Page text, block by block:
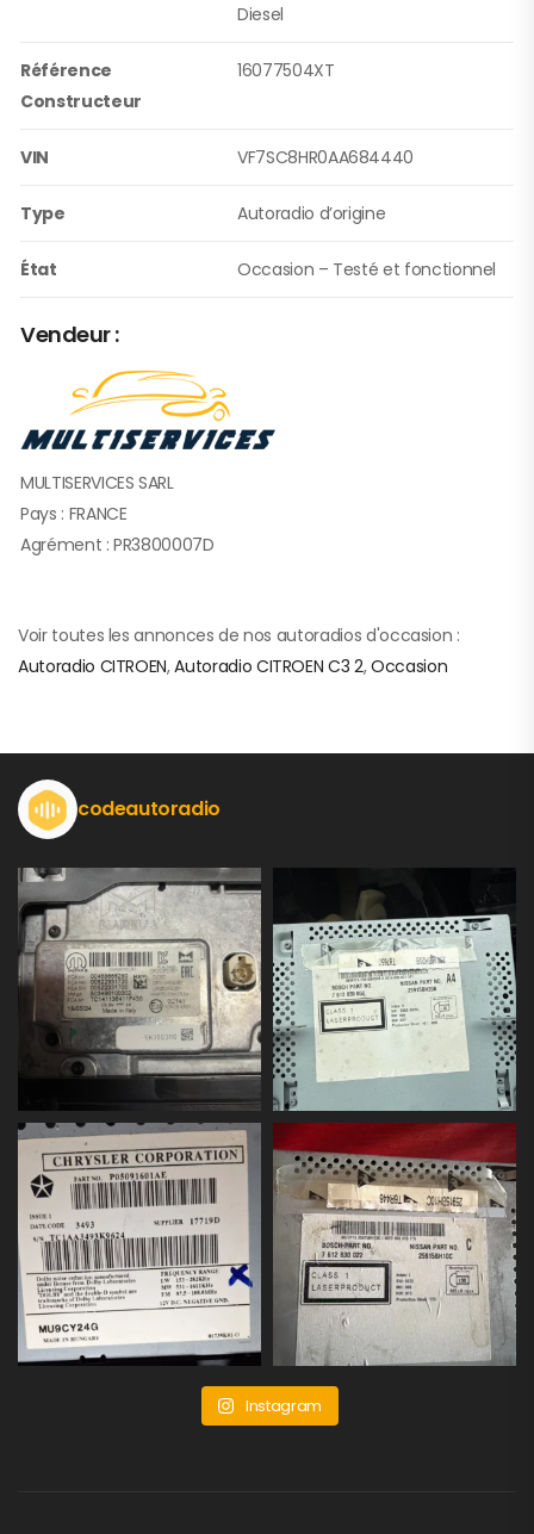
Diesel
Référence
Constructeur
16077504XT
VIN VF7SC8HR0AA684440
Type Autoradio d’origine
État Occasion – Testé et fonctionnel
Vendeur :
MULTISERVICES SARL
Pays : FRANCE
Agrément : PR3800007D
Voir toutes les annonces de nos autoradios d'occasion :
Autoradio CITROEN,Autoradio CITROEN C3 2,Occasion
codeautoradio
Instagram